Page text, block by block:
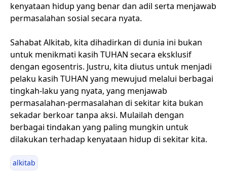
kenyataan hidup yang benar dan adil serta menjawab
permasalahan sosial secara nyata.
Sahabat Alkitab, kita dihadirkan di dunia ini bukan
untuk menikmati kasih TUHAN secara eksklusif
dengan egosentris. Justru, kita diutus untuk menjadi
pelaku kasih TUHAN yang mewujud melalui berbagai
tingkah-laku yang nyata, yang menjawab
permasalahan-permasalahan di sekitar kita bukan
sekadar berkoar tanpa aksi. Mulailah dengan
berbagai tindakan yang paling mungkin untuk
dilakukan terhadap kenyataan hidup di sekitar kita.
alkitab